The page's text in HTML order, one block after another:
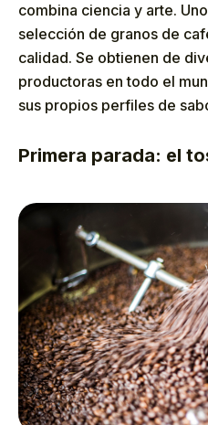
combina ciencia y arte.
selección de granos de
calidad. Se obtienen de
productoras en todo el
sus propios perfiles de
Primera parada: el